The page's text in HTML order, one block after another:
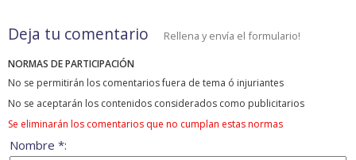
Deja tu comentario Rellena y envía el formulario!
NORMAS DE PARTICIPACIÓN
No se permitirán los comentarios fuera de tema ó injuriantes
No se aceptarán los contenidos considerados como publicitarios
Se eliminarán los comentarios que no cumplan estas normas
Nombre *: